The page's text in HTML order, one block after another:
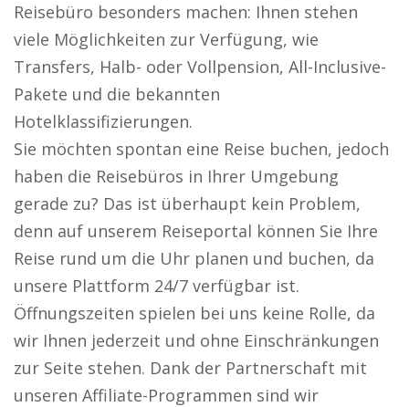
Reisebüro besonders machen: Ihnen stehen
viele Möglichkeiten zur Verfügung, wie
Transfers, Halb- oder Vollpension, All-Inclusive-
Pakete und die bekannten
Hotelklassifizierungen.
Sie möchten spontan eine Reise buchen, jedoch
haben die Reisebüros in Ihrer Umgebung
gerade zu? Das ist überhaupt kein Problem,
denn auf unserem Reiseportal können Sie Ihre
Reise rund um die Uhr planen und buchen, da
unsere Plattform 24/7 verfügbar ist.
Öffnungszeiten spielen bei uns keine Rolle, da
wir Ihnen jederzeit und ohne Einschränkungen
zur Seite stehen. Dank der Partnerschaft mit
unseren Affiliate-Programmen sind wir